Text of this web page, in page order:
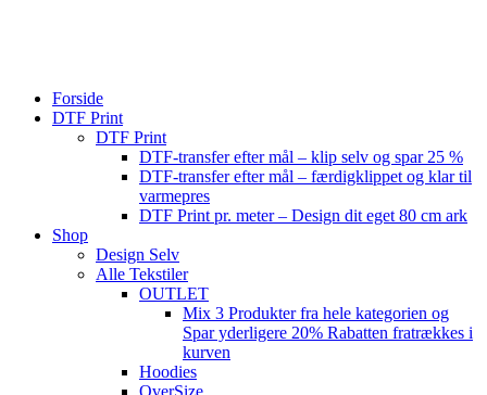
Forside
DTF Print
DTF Print
DTF-transfer efter mål – klip selv og spar 25 %
DTF-transfer efter mål – færdigklippet og klar til
varmepres
DTF Print pr. meter – Design dit eget 80 cm ark
Shop
Design Selv
Alle Tekstiler
OUTLET
Mix 3 Produkter fra hele kategorien og
Spar yderligere 20% Rabatten fratrækkes i
kurven
Hoodies
OverSize